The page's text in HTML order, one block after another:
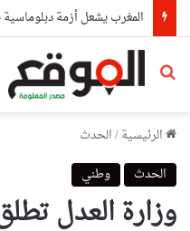
المغرب يشعل أزمة دبلوماسية
بحث عن
الرئيسية/الحدث
الحدث
وطني
وزارة العدل